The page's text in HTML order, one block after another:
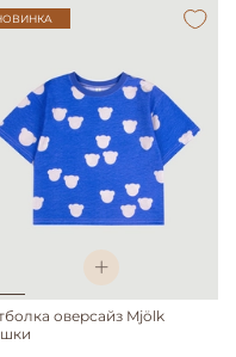
оверсайз Mjölk